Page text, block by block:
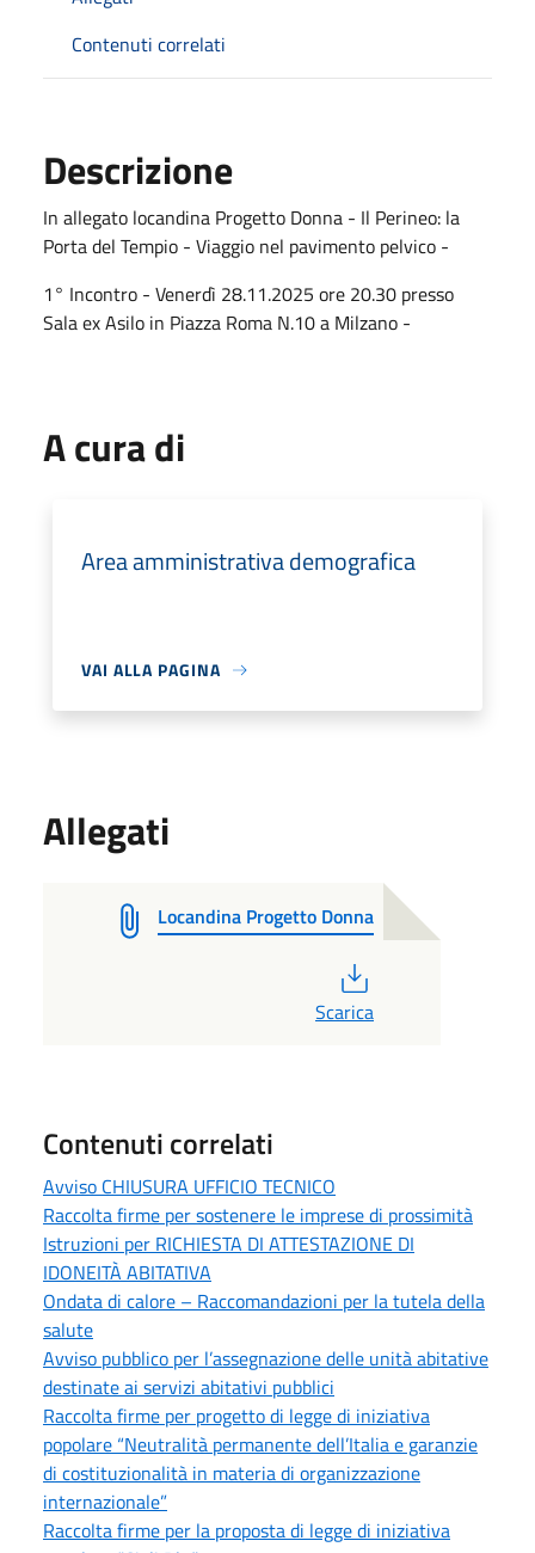
Contenuti correlati
Descrizione
In allegato locandina Progetto Donna - Il Perineo: la
Porta del Tempio - Viaggio nel pavimento pelvico -
1° Incontro - Venerdì 28.11.2025 ore 20.30 presso
Sala ex Asilo in Piazza Roma N.10 a Milzano -
A cura di
Area amministrativa demografica
VAI ALLA PAGINA
Allegati
Locandina Progetto Donna
Scarica
Contenuti correlati
Avviso CHIUSURA UFFICIO TECNICO
Raccolta firme per sostenere le imprese di prossimità
Istruzioni per RICHIESTA DI ATTESTAZIONE DI
IDONEITÀ ABITATIVA
Ondata di calore – Raccomandazioni per la tutela della
salute
Avviso pubblico per l’assegnazione delle unità abitative
destinate ai servizi abitativi pubblici
Raccolta firme per progetto di legge di iniziativa
popolare “Neutralità permanente dell’Italia e garanzie
di costituzionalità in materia di organizzazione
internazionale”
Raccolta firme per la proposta di legge di iniziativa